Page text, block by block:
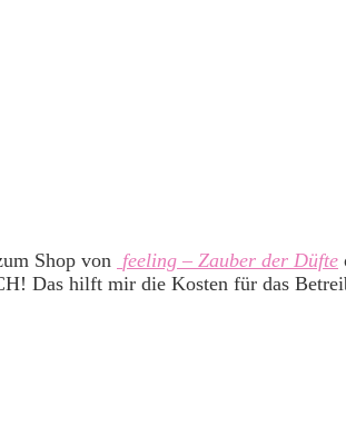
Shop von feeling – Zauber der Düfte
Das hilft mir die Kosten für das